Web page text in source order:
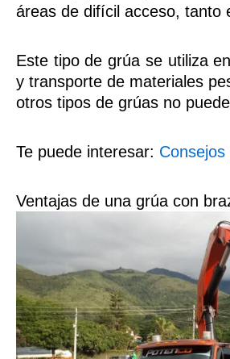
áreas de difícil acceso, tanto
Este tipo de grúa se utiliza
y transporte de materiales
otros tipos de grúas no
Te puede interesar:
Ventajas de una grúa con